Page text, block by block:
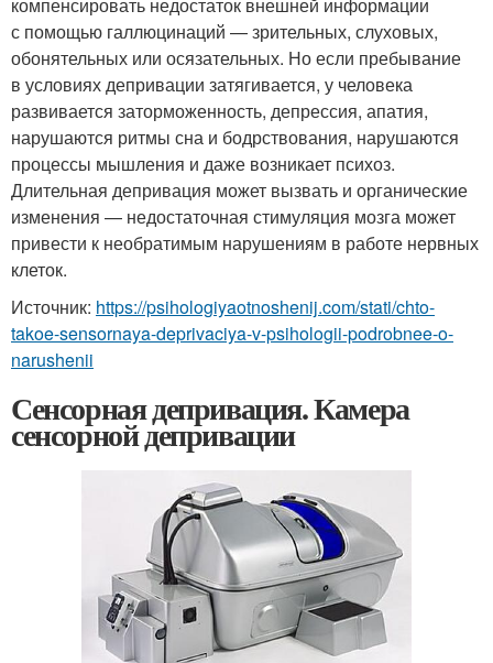
с помощью галлюцинаций — зрительных, слуховых,
обонятельных или осязательных. Но если пребывание
в условиях депривации затягивается, у человека
развивается заторможенность, депрессия, апатия,
нарушаются ритмы сна и бодрствования, нарушаются
процессы мышления и даже возникает психоз.
Длительная депривация может вызвать и органические
изменения — недостаточная стимуляция мозга может
привести к необратимым нарушениям в работе нервных
клеток.
Источник: https://psihologiyaotnoshenij.com/stati/chto-
takoe-sensornaya-deprivaciya-v-psihologii-podrobnee-o-
narushenii
Сенсорная депривация. Камера
сенсорной депривации